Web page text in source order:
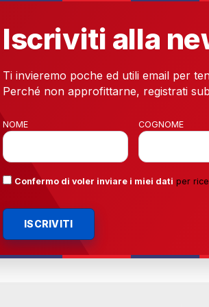
Iscriviti alla
Ti invieremo poche ed utili email per
Perché non approfittarne, registrati
NOME COGNOME
Confermo di voler inviare i miei dati per
ISCRIVITI